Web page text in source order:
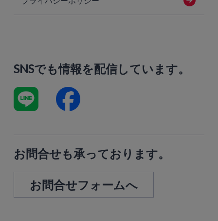
SNSでも情報を配信しています。
お問合せも承っております。
お問合せフォームへ